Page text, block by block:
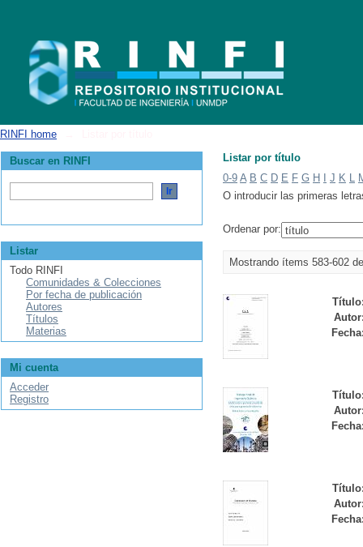
RINFI home
Listar por título
0-9 A B C D E F G H J K L
O introducir las primeras
Ordenar por:
Mostrando ítems 583-602
Buscar en RINFI
Listar
Todo RINFI
Comunidades & Colecciones
Por fecha de publicación
Autores
Títulos
Materias
Mi cuenta
Acceder
Registro